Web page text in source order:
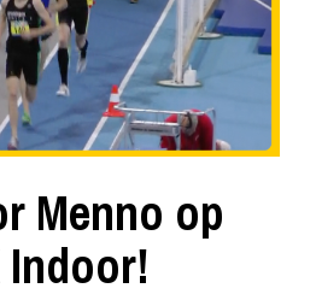
Menno op
Indoor!